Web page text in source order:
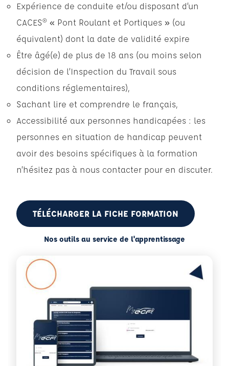
Expérience de conduite et/ou disposant d’un
CACES® « Pont Roulant et Portiques » (ou
équivalent) dont la date de validité expire
Être âgé(e) de plus de 18 ans (ou moins selon
décision de l’Inspection du Travail sous
conditions réglementaires),
Sachant lire et comprendre le français,
Accessibilité aux personnes handicapées : les
personnes en situation de handicap peuvent
avoir des besoins spécifiques à la formation
n’hésitez pas à nous contacter pour en discuter.
TÉLÉCHARGER LA FICHE FORMATION
Nos outils au service de l'apprentissage